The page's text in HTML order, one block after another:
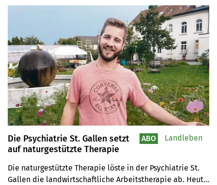
Die Psychiatrie St. Gallen setzt
auf naturgestützte Therapie
Die naturgestützte Therapie löste in der Psychiatrie St.
Gallen die landwirtschaftliche Arbeitstherapie ab. Heute
ABO Landleben